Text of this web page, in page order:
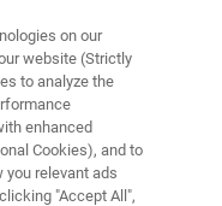
Echelles
on our
website (Strictly
to analyze the
enhanced
Cookies), and to
you relevant ads
"Accept All",